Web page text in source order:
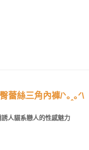
蕾絲三角內褲/ᐠ｡ꞈ｡ᐟ\
人貓系戀人的性感魅力